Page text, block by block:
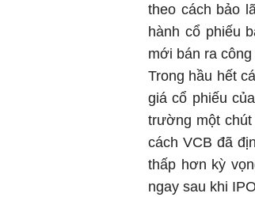
theo cách bảo
hành cổ phiếu
mới bán ra công
Trong hầu hết
giá cổ phiếu
trường một
cách VCB đã
thấp hơn kỳ
ngay sau khi